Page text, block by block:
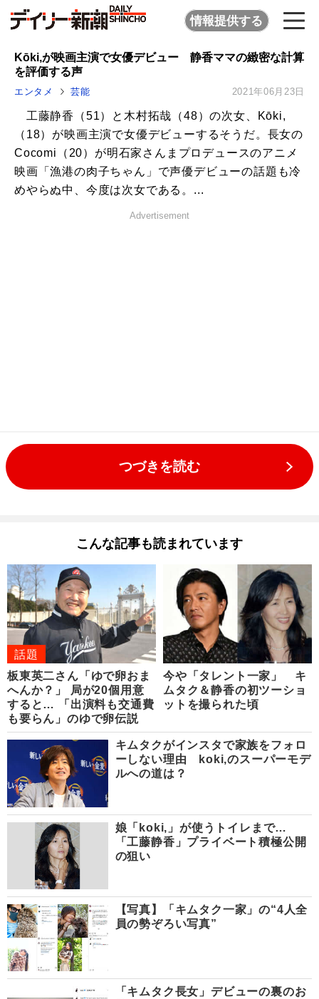
情報提供する
Kōki,が映画主演で女優デビュー 静香ママの緻密な計算
を評価する声
エンタメ 芸能 2021年06月23日
工藤静香（51）と木村拓哉（48）の次女、Kōki,
（18）が映画主演で女優デビューするそうだ。長女の
Cocomi（20）が明石家さんまプロデュースのアニメ
映画「漁港の肉子ちゃん」で声優デビューの話題も冷
めやらぬ中、今度は次女である。...
Advertisement
つづきを読む
こんな記事も読まれています
話題
板東英二さん「ゆで卵おま
へんか？」 局が20個用意
すると… 「出演料も交通費
も要らん」のゆで卵伝説
今や「タレント一家」 キ
ムタク＆静香の初ツーショ
ットを撮られた頃
キムタクがインスタで家族をフォロ
ーしない理由 koki,のスーパーモデ
ルへの道は？
娘「koki,」が使うトイレまで…
「工藤静香」プライベート積極公開
の狙い
【写真】「キムタク一家」の“4人全
員の勢ぞろい写真”
「キムタク長女」デビューの裏のお